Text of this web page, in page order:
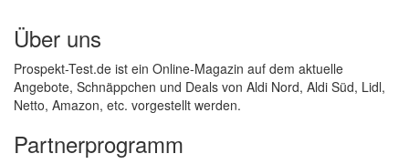
Über uns
Prospekt-Test.de ist ein Online-Magazin auf dem aktuelle
Angebote, Schnäppchen und Deals von Aldi Nord, Aldi Süd, Lidl,
Netto, Amazon, etc. vorgestellt werden.
Partnerprogramm